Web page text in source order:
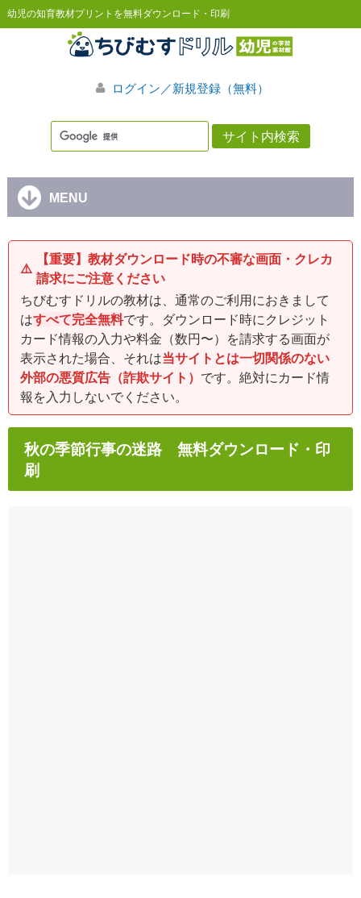
幼児の知育教材プリントを無料ダウンロード・印刷
ログイン／新規登録（無料）
MENU
⚠️
【重要】教材ダウンロード時の不審な画面・クレカ
請求にご注意ください
ちびむすドリルの教材は、通常のご利用におきまして
はすべて完全無料です。ダウンロード時にクレジット
カード情報の入力や料金（数円〜）を請求する画面が
表示された場合、それは当サイトとは一切関係のない
外部の悪質広告（詐欺サイト） です。絶対にカード情
報を入力しないでください。
秋の季節行事の迷路 無料ダウンロード・印
刷